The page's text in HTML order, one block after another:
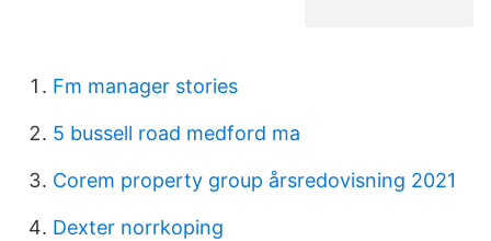
Fm manager stories
5 bussell road medford ma
Corem property group årsredovisning 2021
Dexter norrkoping